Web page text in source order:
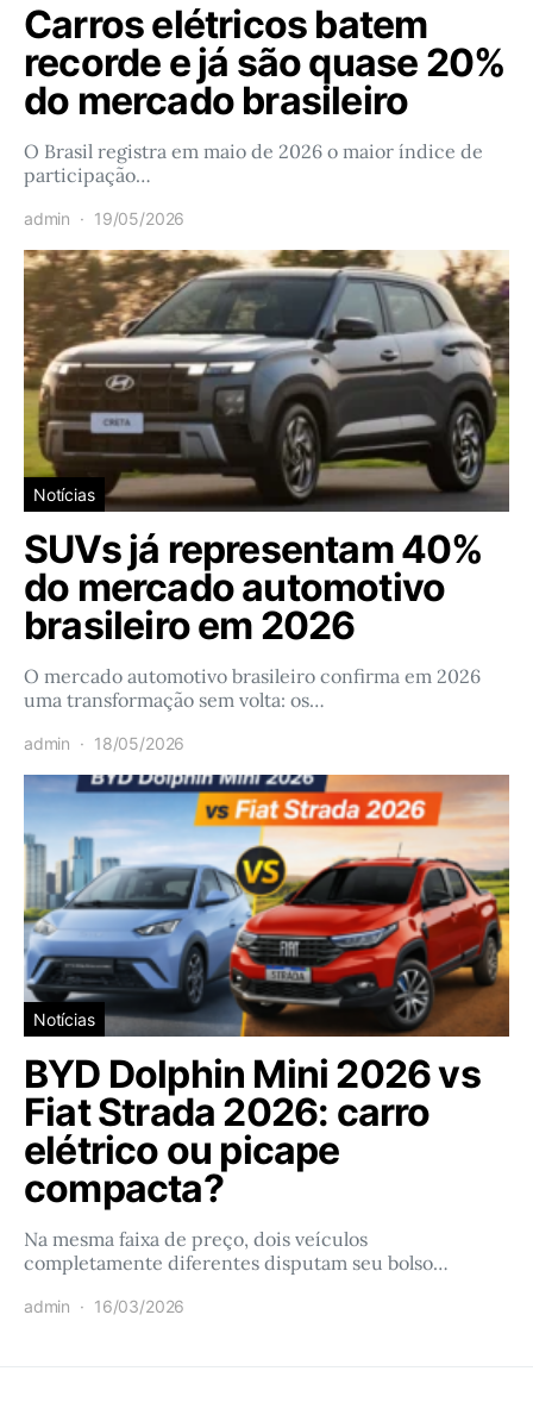
Carros elétricos batem
recorde e já são quase 20%
do mercado brasileiro
O Brasil registra em maio de 2026 o maior índice de
participação…
admin 19/05/2026
Notícias
SUVs já representam 40%
do mercado automotivo
brasileiro em 2026
O mercado automotivo brasileiro confirma em 2026
uma transformação sem volta: os…
admin 18/05/2026
Notícias
BYD Dolphin Mini 2026 vs
Fiat Strada 2026: carro
elétrico ou picape
compacta?
Na mesma faixa de preço, dois veículos
completamente diferentes disputam seu bolso…
admin 16/03/2026